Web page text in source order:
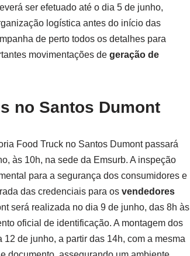
ser efetuado até o dia 5 de junho,
logística antes do início das
de perto todos os detalhes para
movimentações de geração de
no Santos Dumont
Food Truck no Santos Dumont passará
às 10h, na sede da Emsurb. A inspeção
para a segurança dos consumidores e
das credenciais para os vendedores
será realizada no dia 9 de junho, das 8h às
oficial de identificação. A montagem dos
de junho, a partir das 14h, com a mesma